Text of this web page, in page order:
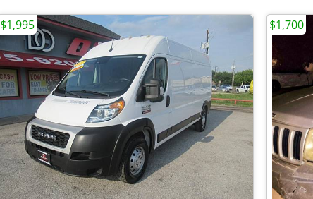
$1,995 $1,700